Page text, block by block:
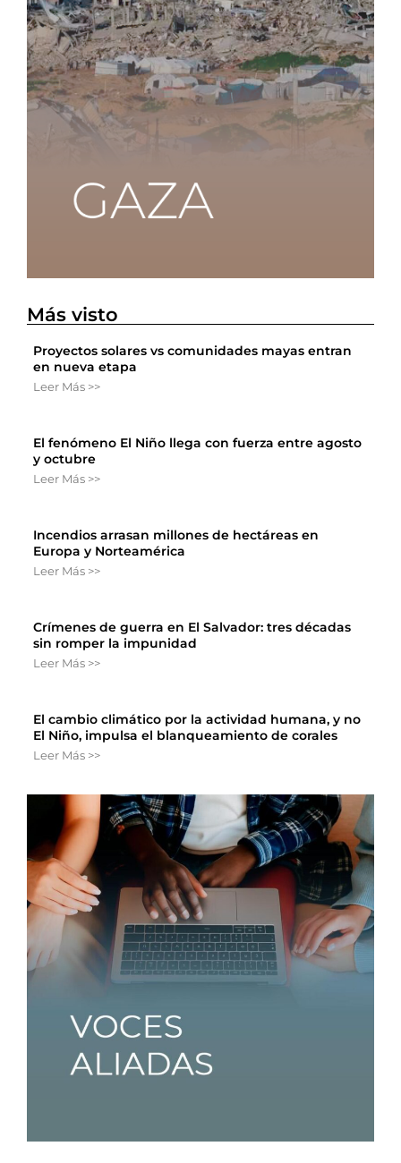
Más visto
Proyectos solares vs comunidades mayas entran
en nueva etapa
Leer Más >>
El fenómeno El Niño llega con fuerza entre agosto
y octubre
Leer Más >>
Incendios arrasan millones de hectáreas en
Europa y Norteamérica
Leer Más >>
Crímenes de guerra en El Salvador: tres décadas
sin romper la impunidad
Leer Más >>
El cambio climático por la actividad humana, y no
El Niño, impulsa el blanqueamiento de corales
Leer Más >>